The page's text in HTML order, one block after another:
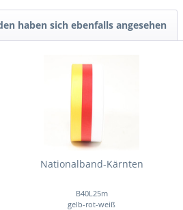
haben sich ebenfalls angesehen
Nationalband-Kärnten
B40L25m
gelb-rot-weiß